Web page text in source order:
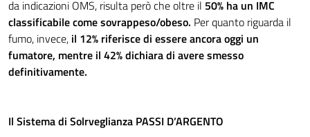
da indicazioni OMS, risulta però che oltre il 50% ha un IMC
classificabile come sovrappeso/obeso. Per quanto riguarda il
fumo, invece, il 12% riferisce di essere ancora oggi un
fumatore, mentre il 42% dichiara di avere smesso
definitivamente.
Il Sistema di Solrveglianza PASSI D’ARGENTO